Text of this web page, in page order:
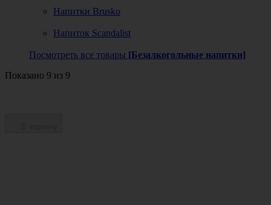
Напитки Brusko
Напиток Scandalist
Посмотреть все товары [Безалкогольные напитки]
Показано 9 из 9